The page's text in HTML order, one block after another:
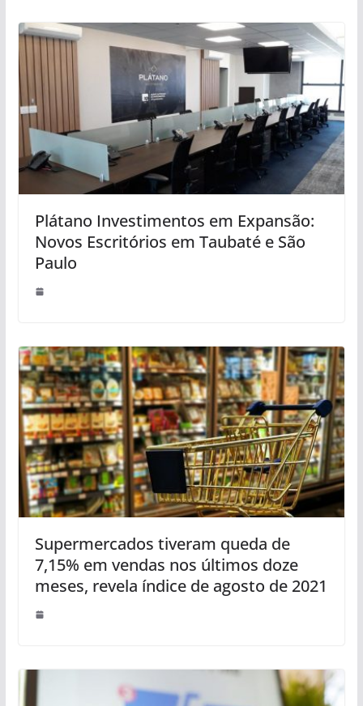
Plátano Investimentos em Expansão:
Novos Escritórios em Taubaté e São
Paulo
Supermercados tiveram queda de
7,15% em vendas nos últimos doze
meses, revela índice de agosto de 2021